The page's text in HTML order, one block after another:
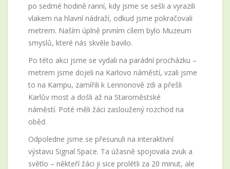
po sedmé hodině ranní, kdy jsme se sešli a vyrazili
vlakem na hlavní nádraží, odkud jsme pokračovali
metrem. Naším úplně prvním cílem bylo Muzeum
smyslů, které nás skvěle bavilo.
Po této akci jsme se vydali na parádní procházku –
metrem jsme dojeli na Karlovo náměstí, vzali jsme
to na Kampu, zamířili k Lennonově zdi a přešli
Karlův most a došli až na Staroměstské
náměstí. Poté měli žáci zasloužený rozchod na
oběd.
Odpoledne jsme se přesunuli na interaktivní
výstavu Signal Space. Ta úžasně spojovala zvuk a
světlo – někteří žáci ji sice prolétli za 20 minut, ale